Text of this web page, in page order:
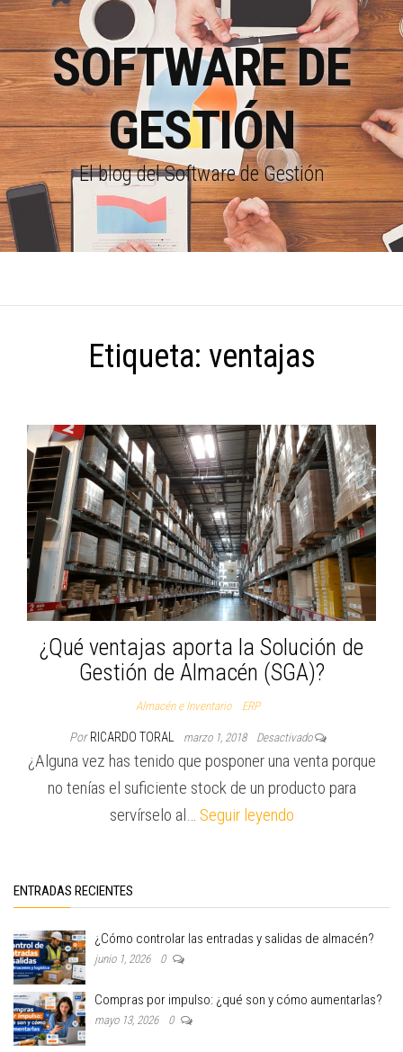
SOFTWARE DE
GESTIÓN
El blog del Software de Gestión
Etiqueta: ventajas
¿Qué ventajas aporta la Solución de
Gestión de Almacén (SGA)?
Almacén e Inventario ERP
Por RICARDO TORAL marzo 1, 2018 Desactivado
¿Alguna vez has tenido que posponer una venta porque
no tenías el suficiente stock de un producto para
servírselo al… Seguir leyendo
ENTRADAS RECIENTES
¿Cómo controlar las entradas y salidas de almacén?
junio 1, 2026 0
Compras por impulso: ¿qué son y cómo aumentarlas?
mayo 13, 2026 0